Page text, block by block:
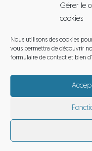
Gérer le
cookies
Nous utilisons des cookies
vous permettra de découvrir
formulaire de contact et bien
Adresse : 120 le pouet,
Email :
Téléphone : 06 60 12
Balade en Brière